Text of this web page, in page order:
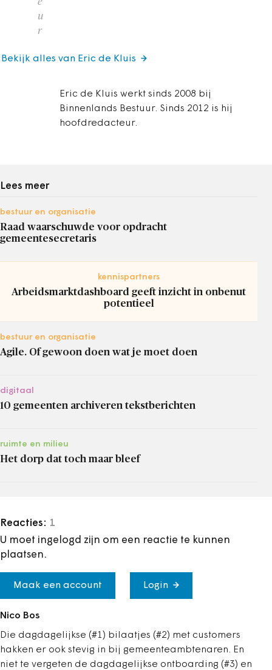
u
r
Eric de Kluis werkt sinds 2008 bij
Binnenlands Bestuur. Sinds 2012 is hij
hoofdredacteur.
Bekijk alles van Eric de Kluis
Lees meer
bestuur en organisatie
Raad waarschuwde voor opdracht
gemeentesecretaris
kennispartners
Arbeidsmarktdashboard geeft inzicht in onbenut
potentieel
bestuur en organisatie
Agile. Of gewoon doen wat je moet doen
digitaal
10 gemeenten archiveren tekstberichten
ruimte en milieu
Het dorp dat toch maar bleef
Reacties: 1
U moet ingelogd zijn om een reactie te kunnen
plaatsen.
Maak een account Login
Nico Bos
Die dagdagelijkse (#1) bilaatjes (#2) met customers
hakken er ook stevig in bij gemeenteambtenaren. En
niet te vergeten de dagdagelijkse ontboarding (#3) en